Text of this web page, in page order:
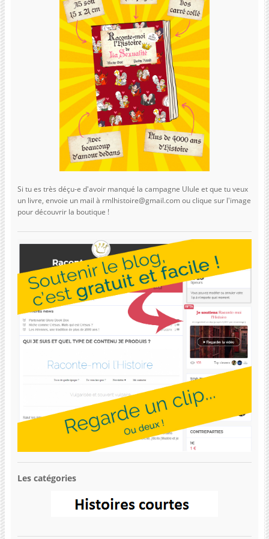
Si tu es très déçu-e d'avoir manqué la campagne Ulule et que tu veux
un livre, envoie un mail à rmlhistoire@gmail.com ou clique sur l'image
pour découvrir la boutique !
Les catégories